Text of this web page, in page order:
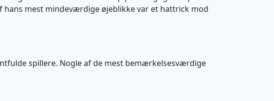
mest mindeværdige øjeblikke var et hattrick mod
spillere. Nogle af de mest bemærkelsesværdige